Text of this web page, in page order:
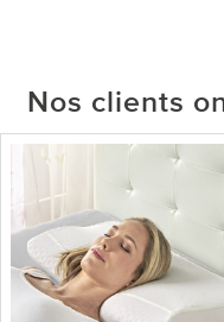
Nos clients